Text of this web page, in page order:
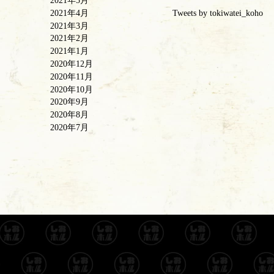
Tweets by tokiwatei_koho
2021年4月
2021年3月
2021年2月
2021年1月
2020年12月
2020年11月
2020年10月
2020年9月
2020年8月
2020年7月